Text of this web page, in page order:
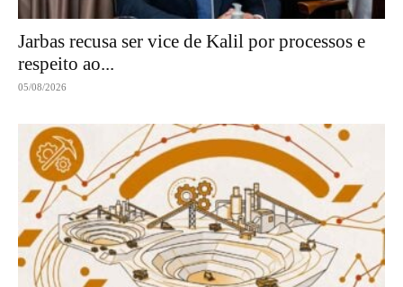
Jarbas recusa ser vice de Kalil por processos e
respeito ao...
05/08/2026